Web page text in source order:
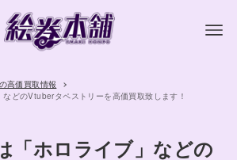
高価買取情報
どのVtuberタペストリーを高価買取致します！
「ホロライブ」などの